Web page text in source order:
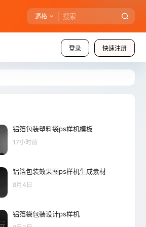
逼格
登录 快速注册
铝箔包装塑料袋ps样机模板
17小时前
铝箔包装效果图ps样机生成素材
8月4日
铝箔袋包装设计ps样机